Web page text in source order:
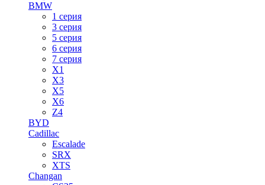
BMW
1 серия
3 серия
5 серия
6 серия
7 серия
X1
X3
X5
X6
Z4
BYD
Cadillac
Escalade
SRX
XTS
Changan